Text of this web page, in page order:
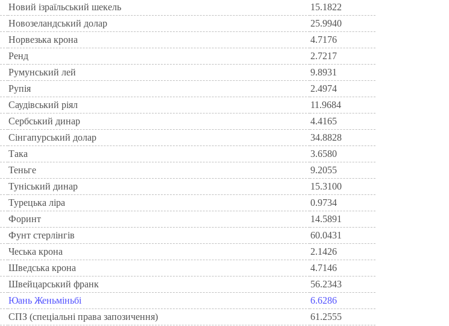
Новий ізраїльський шекель
15.1822
Новозеландський долар
25.9940
Норвезька крона
4.7176
Ренд
2.7217
Румунський лей
9.8931
Рупія
2.4974
Саудівський ріял
11.9684
Сербський динар
4.4165
Сінгапурський долар
34.8828
Така
3.6580
Теньге
9.2055
Туніський динар
15.3100
Турецька ліра
0.9734
Форинт
14.5891
Фунт стерлінгів
60.0431
Чеська крона
2.1426
Шведська крона
4.7146
Швейцарський франк
56.2343
Юань Женьміньбі
6.6286
СПЗ (спеціальні права запозичення) 61.2555